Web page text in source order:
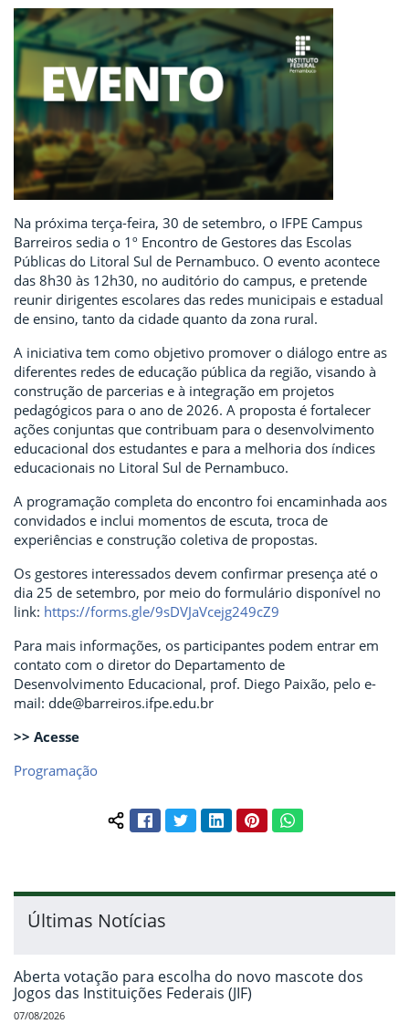
Na próxima terça-feira, 30 de setembro, o IFPE Campus
Barreiros sedia o 1º Encontro de Gestores das Escolas
Públicas do Litoral Sul de Pernambuco. O evento acontece
das 8h30 às 12h30, no auditório do campus, e pretende
reunir dirigentes escolares das redes municipais e estadual
de ensino, tanto da cidade quanto da zona rural.
A iniciativa tem como objetivo promover o diálogo entre as
diferentes redes de educação pública da região, visando à
construção de parcerias e à integração em projetos
pedagógicos para o ano de 2026. A proposta é fortalecer
ações conjuntas que contribuam para o desenvolvimento
educacional dos estudantes e para a melhoria dos índices
educacionais no Litoral Sul de Pernambuco.
A programação completa do encontro foi encaminhada aos
convidados e inclui momentos de escuta, troca de
experiências e construção coletiva de propostas.
Os gestores interessados devem confirmar presença até o
dia 25 de setembro, por meio do formulário disponível no
link: https://forms.gle/9sDVJaVcejg249cZ9
Para mais informações, os participantes podem entrar em
contato com o diretor do Departamento de
Desenvolvimento Educacional, prof. Diego Paixão, pelo e-
mail: dde@barreiros.ifpe.edu.br
>> Acesse
Programação
Compartilhar conteúdo:
FacebookTwitterLinkedInPinterestWhatsApp
Últimas Notícias
Aberta votação para escolha do novo mascote dos
Jogos das Instituições Federais (JIF)
07/08/2026